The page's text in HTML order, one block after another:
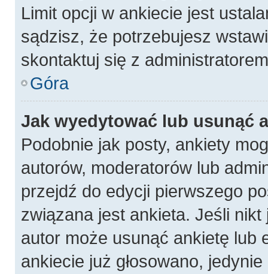
Limit opcji w ankiecie jest
sądzisz, że potrzebujesz
skontaktuj się z
Góra
Jak wyedytować lub usunąć
Podobnie jak posty, ankiety
autorów, moderatorów lub
przejdź do edycji pierwszego
związana jest ankieta. Jeśli nikt
autor może usunąć ankietę lub
ankiecie już głosowano,